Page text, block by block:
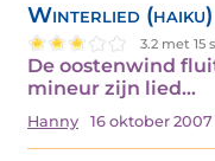
Winterlied (haiku)
3.2 met 15
De oostenwind
mineur zijn lied…
Hanny 16 oktober 2007